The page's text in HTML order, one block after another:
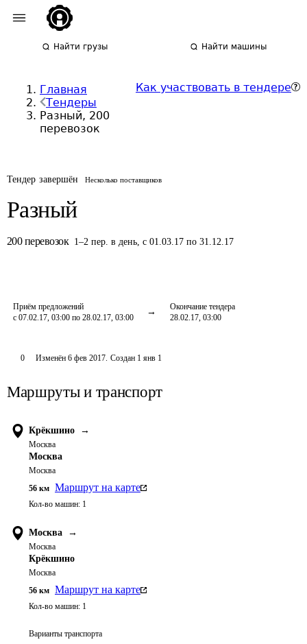
Найти грузы Найти машины
Главная
Тендеры
Разный, 200
перевозок
Как участвовать в тендере
Тендер завершён Несколько поставщиков
Разный
200 перевозок 1–2 пер. в день,с 01.03.17 по 31.12.17
Приём предложений
с 07.02.17, 03:00 по 28.02.17, 03:00
Окончание тендера
28.02.17, 03:00
0 Изменён 6 фев 2017. Создан 1 янв 1
Маршруты и транспорт
Крёкшино →
Москва
Москва
Москва
56 км Маршрут на карте
Кол-во машин: 1
Москва →
Москва
Крёкшино
Москва
56 км Маршрут на карте
Кол-во машин: 1
Варианты транспорта